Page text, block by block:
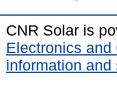
CNR Solar is
Electronics and
information